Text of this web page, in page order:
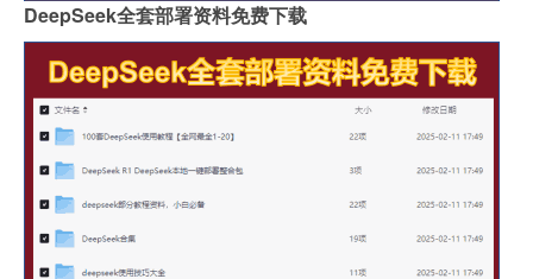
DeepSeek全套部署资料免费下载